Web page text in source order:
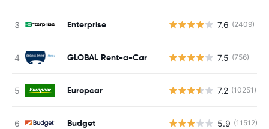
Enterprise 7.6 (2409)
GLOBAL Rent-a-Car 7.5 (756)
Europcar 7.2 (10251)
Budget 5.9 (11512)